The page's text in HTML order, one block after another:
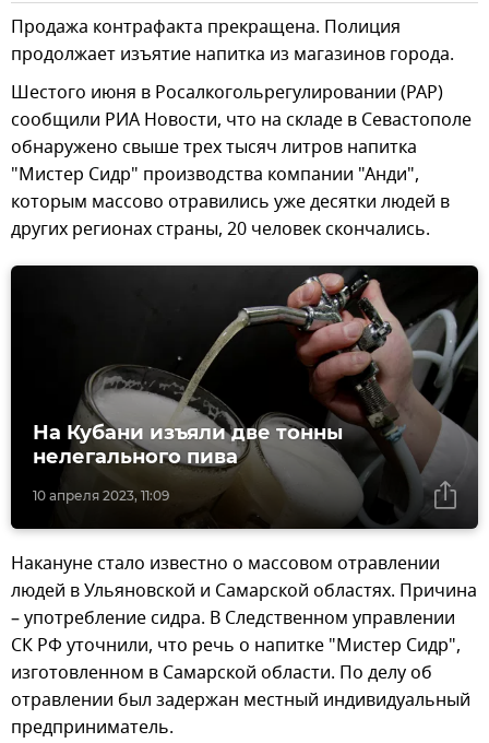
Продажа контрафакта прекращена. Полиция
продолжает изъятие напитка из магазинов города.
Шестого июня в Росалкогольрегулировании (РАР)
сообщили РИА Новости, что на складе в Севастополе
обнаружено свыше трех тысяч литров напитка
"Мистер Сидр" производства компании "Анди",
которым массово отравились уже десятки людей в
других регионах страны, 20 человек скончались.
10 апреля 2023, 11:09
На Кубани изъяли две тонны
нелегального пива
Накануне стало известно о массовом отравлении
людей в Ульяновской и Самарской областях. Причина
– употребление сидра. В Следственном управлении
СК РФ уточнили, что речь о напитке "Мистер Сидр",
изготовленном в Самарской области. По делу об
отравлении был задержан местный индивидуальный
предприниматель.